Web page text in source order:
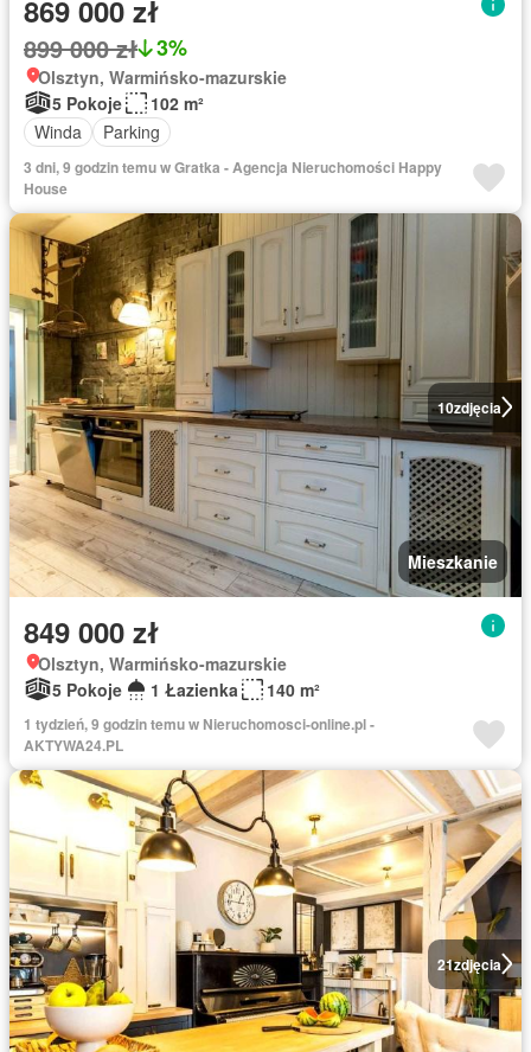
869 000 zł
899 000 zł 3%
Olsztyn, Warmińsko-mazurskie
5 Pokoje
102 m²
Winda
Parking
3 dni, 9 godzin temu w Gratka - Agencja Nieruchomości Happy
House
10zdjęcia
Mieszkanie
849 000 zł
Olsztyn, Warmińsko-mazurskie
5 Pokoje
1 Łazienka 140 m²
1 tydzień, 9 godzin temu w Nieruchomosci-online.pl -
AKTYWA24.PL
21zdjęcia